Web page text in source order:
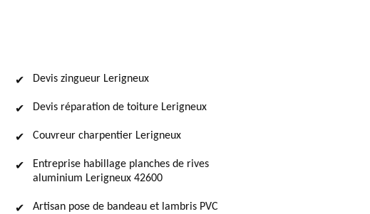
Devis zingueur Lerigneux
Devis réparation de toiture Lerigneux
Couvreur charpentier Lerigneux
Entreprise habillage planches de rives
aluminium Lerigneux 42600
Artisan pose de bandeau et lambris PVC